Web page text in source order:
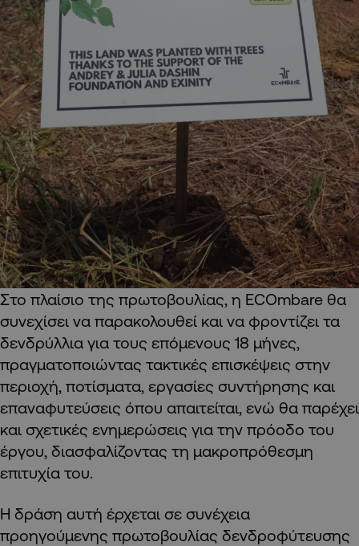
Στο πλαίσιο της πρωτοβουλίας, η ECOmbare θα
συνεχίσει να παρακολουθεί και να φροντίζει τα
δενδρύλλια για τους επόμενους 18 μήνες,
πραγματοποιώντας τακτικές επισκέψεις στην
περιοχή, ποτίσματα, εργασίες συντήρησης και
επαναφυτεύσεις όπου απαιτείται, ενώ θα παρέχει
και σχετικές ενημερώσεις για την πρόοδο του
έργου, διασφαλίζοντας τη μακροπρόθεσμη
επιτυχία του.
Η δράση αυτή έρχεται σε συνέχεια
προηγούμενης πρωτοβουλίας δενδροφύτευσης